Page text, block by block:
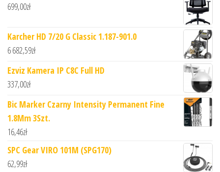
699,00zł
Karcher HD 7/20 G Classic 1.187-901.0
6 682,59zł
Ezviz Kamera IP C8C Full HD
337,00zł
Bic Marker Czarny Intensity Permanent Fine
1.8Mm 3Szt.
16,46zł
SPC Gear VIRO 101M (SPG170)
62,99zł